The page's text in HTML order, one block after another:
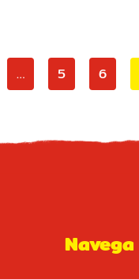
… 5 6
Navega